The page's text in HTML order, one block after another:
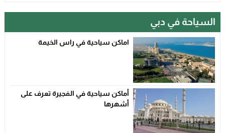
السياحة في دبي
اماكن سياحية في راس الخيمة
أماكن سياحية في الفجيرة تعرف على
أشهرها